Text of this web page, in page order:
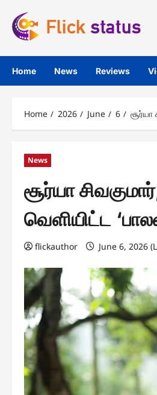
content
Home News Reviews
Home 2026 June 6 சூர்யா
News
சூர்யா
வெளியிட்ட
flickauthor June 6, 2026